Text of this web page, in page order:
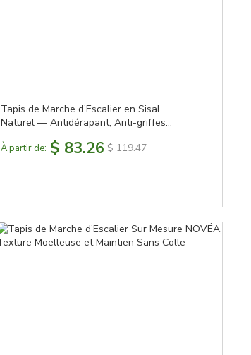
Tapis de Marche d’Escalier en Sisal
Naturel — Antidérapant, Anti-griffes
À partir de: $ 83.26 $ 119.47